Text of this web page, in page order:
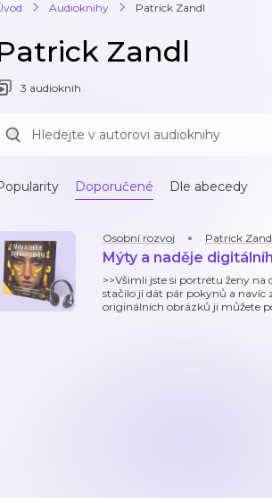
Audioknihy Patrick Zandl
Zandl
3 audioknih
Doporučené Dle abecedy
Osobní rozvoj Patrick
Mýty a naděje
>>Všimli jste si portrétu ženy
stačilo jí dát pár pokynů a navíc
originálních obrázků ji můžete